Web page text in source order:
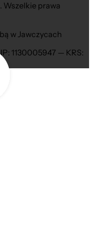
prawa
w Jawczycach
1130005947 — KRS: